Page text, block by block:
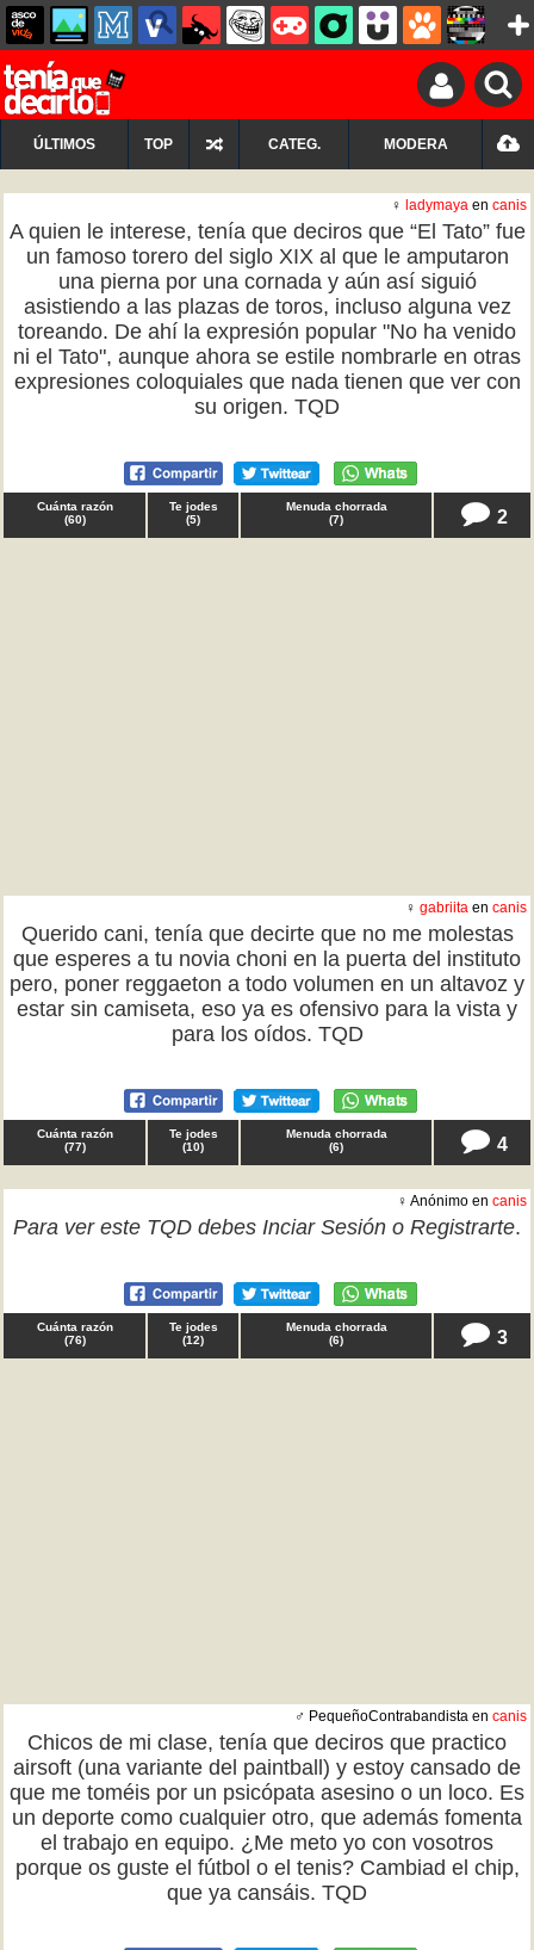
ÚLTIMOS TOP CATEG. MODERA
♀ ladymaya en canis
A quien le interese, tenía que deciros que “El Tato” fue
un famoso torero del siglo XIX al que le amputaron
una pierna por una cornada y aún así siguió
asistiendo a las plazas de toros, incluso alguna vez
toreando. De ahí la expresión popular "No ha venido
ni el Tato", aunque ahora se estile nombrarle en otras
expresiones coloquiales que nada tienen que ver con
su origen. TQD
Cuánta razón
(60)
Te jodes
(5)
Menuda chorrada
(7) 2
♀ gabriita en canis
Querido cani, tenía que decirte que no me molestas
que esperes a tu novia choni en la puerta del instituto
pero, poner reggaeton a todo volumen en un altavoz y
estar sin camiseta, eso ya es ofensivo para la vista y
para los oídos. TQD
Cuánta razón
(77)
Te jodes
(10)
Menuda chorrada
(6) 4
♀ Anónimo en canis
Para ver este TQD debes Inciar Sesión o Registrarte.
Cuánta razón
(76)
Te jodes
(12)
Menuda chorrada
(6) 3
♂ PequeñoContrabandista en canis
Chicos de mi clase, tenía que deciros que practico
airsoft (una variante del paintball) y estoy cansado de
que me toméis por un psicópata asesino o un loco. Es
un deporte como cualquier otro, que además fomenta
el trabajo en equipo. ¿Me meto yo con vosotros
porque os guste el fútbol o el tenis? Cambiad el chip,
que ya cansáis. TQD